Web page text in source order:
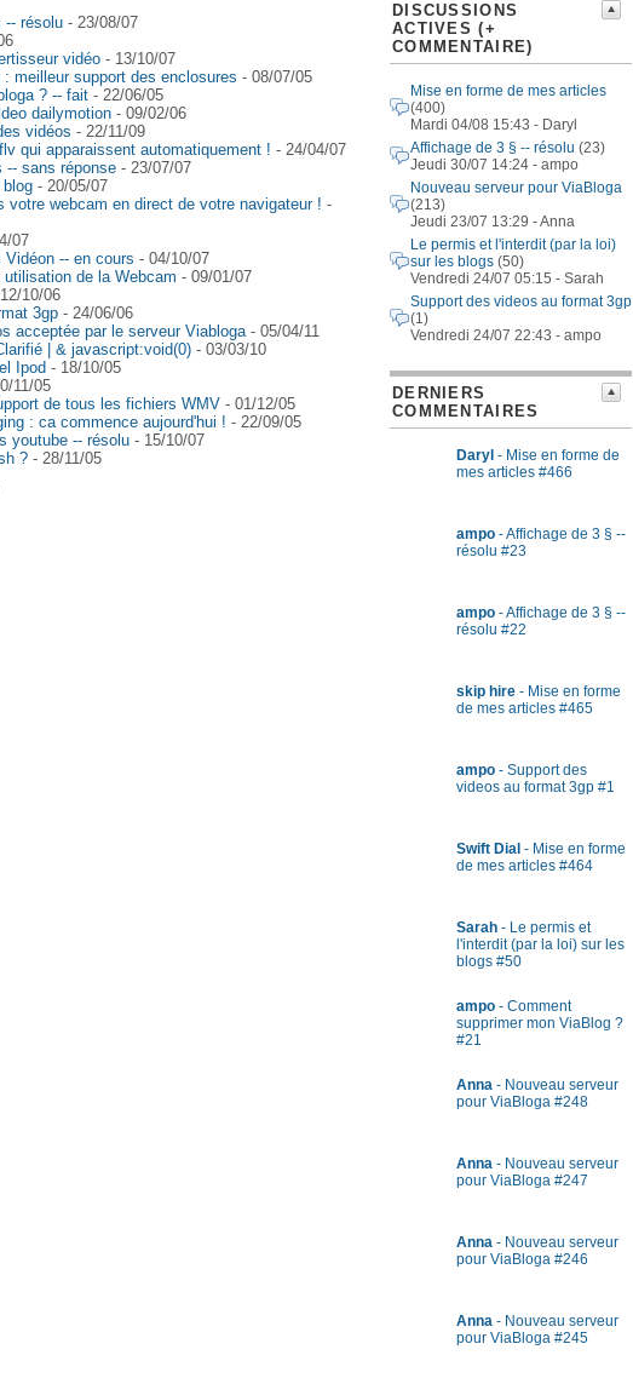
-- résolu - 23/08/07
vidéo - 13/10/07
meilleur support des enclosures - 08/07/05
? -- fait - 22/06/05
dailymotion - 09/02/06
vidéos - 22/11/09
qui apparaissent automatiquement ! - 24/04/07
-- sans réponse - 23/07/07
blog - 20/05/07
votre webcam en direct de votre navigateur ! -
07
-- en cours - 04/10/07
de la Webcam - 09/01/07
10/06
3gp - 24/06/06
acceptée par le serveur Viabloga- 05/04/11
| & javascript:void(0) - 03/03/10
Ipod - 18/10/05
11/05
de tous les fichiers WMV - 01/12/05
: ca commence aujourd'hui ! - 22/09/05
youtube -- résolu - 15/10/07
? - 28/11/05
DISCUSSIONS
ACTIVES (+
COMMENTAIRE)
Mise en forme de mes articles
(400)
Mardi 04/08 15:43 - Daryl
Affichage de 3 § -- résolu (23)
Jeudi 30/07 14:24 - ampo
Nouveau serveur pour ViaBloga
(213)
Jeudi 23/07 13:29 - Anna
Le permis et l'interdit (par la loi)
sur les blogs (50)
Vendredi 24/07 05:15 - Sarah
Support des videos au format 3gp
(1)
Vendredi 24/07 22:43 - ampo
DERNIERS
COMMENTAIRES
Daryl - Mise en forme de
mes articles #466
ampo - Affichage de 3 § --
résolu #23
ampo - Affichage de 3 § --
résolu #22
skip hire - Mise en forme
de mes articles #465
ampo - Support des
videos au format 3gp #1
Swift Dial - Mise en forme
de mes articles #464
Sarah - Le permis et
l'interdit (par la loi) sur les
blogs #50
ampo - Comment
supprimer mon ViaBlog ?
#21
Anna - Nouveau serveur
pour ViaBloga #248
Anna - Nouveau serveur
pour ViaBloga #247
Anna - Nouveau serveur
pour ViaBloga #246
Anna - Nouveau serveur
pour ViaBloga #245